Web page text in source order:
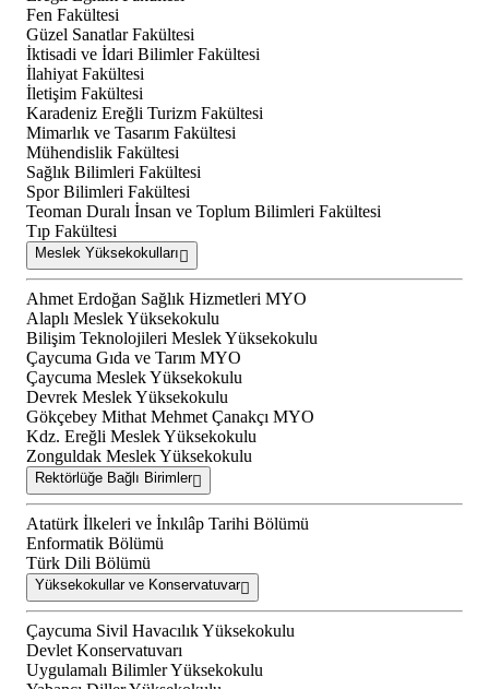
Fen Fakültesi
Güzel Sanatlar Fakültesi
İktisadi ve İdari Bilimler Fakültesi
İlahiyat Fakültesi
İletişim Fakültesi
Karadeniz Ereğli Turizm Fakültesi
Mimarlık ve Tasarım Fakültesi
Mühendislik Fakültesi
Sağlık Bilimleri Fakültesi
Spor Bilimleri Fakültesi
Teoman Duralı İnsan ve Toplum Bilimleri Fakültesi
Tıp Fakültesi
Meslek Yüksekokulları
Ahmet Erdoğan Sağlık Hizmetleri MYO
Alaplı Meslek Yüksekokulu
Bilişim Teknolojileri Meslek Yüksekokulu
Çaycuma Gıda ve Tarım MYO
Çaycuma Meslek Yüksekokulu
Devrek Meslek Yüksekokulu
Gökçebey Mithat Mehmet Çanakçı MYO
Kdz. Ereğli Meslek Yüksekokulu
Zonguldak Meslek Yüksekokulu
Rektörlüğe Bağlı Birimler
Atatürk İlkeleri ve İnkılâp Tarihi Bölümü
Enformatik Bölümü
Türk Dili Bölümü
Yüksekokullar ve Konservatuvar
Çaycuma Sivil Havacılık Yüksekokulu
Devlet Konservatuvarı
Uygulamalı Bilimler Yüksekokulu